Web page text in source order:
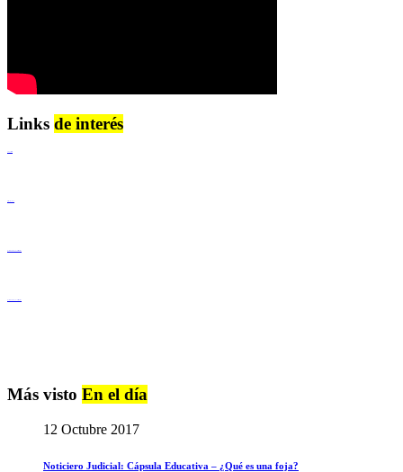
Links de interés
Más visto En el día
12 Octubre 2017
Noticiero Judicial: Cápsula Educativa – ¿Qué es una foja?